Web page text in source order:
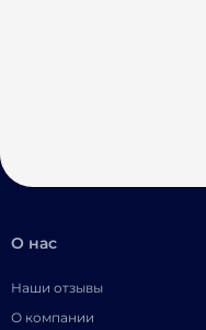
О нас
Наши отзывы
О компании